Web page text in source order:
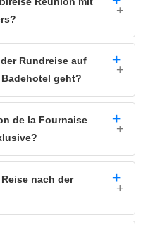
und eine Möglichkeit zum
wünschen. Die Drei- bis
Strandund/oder verfügen
gelegenen Hotel nahe den
Rundreise auf
geht?
de la Fournaise
nach der